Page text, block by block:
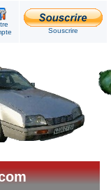
Souscrire